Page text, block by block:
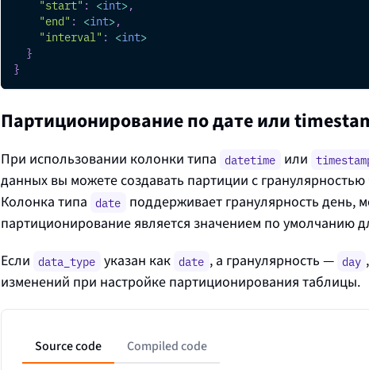
"start" : <int>,
"end" : <int>,
"interval" : <int>
}
}
Партиционирование по дате или
При использовании колонки типа datetime или
данных вы можете создавать партиции с гранулярностью
Колонка типа date поддерживает гранулярность день,
партиционирование является значением по умолчанию
Если data_type указан как date , а гранулярность — day
изменений при настройке партиционирования таблицы.
Source code Compiled code